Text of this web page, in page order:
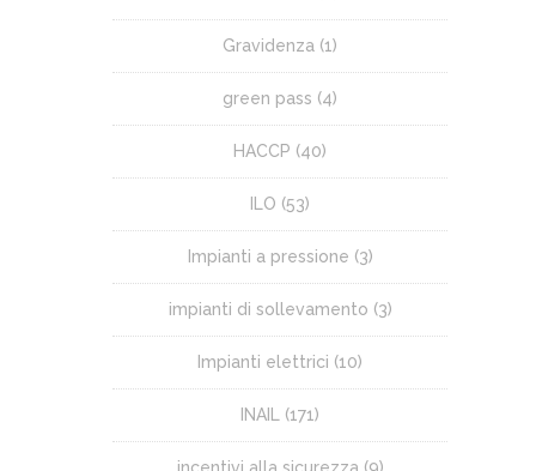
Gravidenza (1)
green pass (4)
HACCP (40)
ILO (53)
Impianti a pressione (3)
impianti di sollevamento (3)
Impianti elettrici (10)
INAIL (171)